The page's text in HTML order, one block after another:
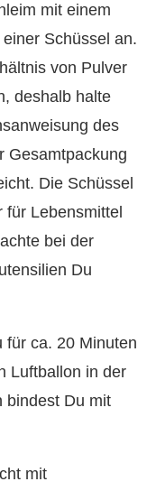
mit einem
Schüssel an.
von Pulver
deshalb halte
des
Gesamtpackung
Die Schüssel
Lebensmittel
bei der
Du
für ca. 20 Minuten
Luftballon in der
bindest Du mit
mit